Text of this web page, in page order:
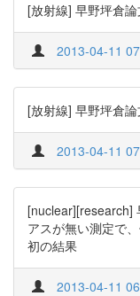
[放射線] 早野坪倉
2013-04-11
[放射線] 早野坪倉論
2013-04-11
アスが無い測定で
初の結果
2013-04-11